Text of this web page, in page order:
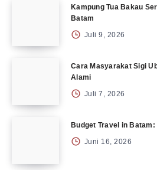
Kampung Tua Bakau
Batam
Juli 9, 2026
Cara Masyarakat Sigi
Alami
Juli 7, 2026
Budget Travel in Batam:
Juni 16, 2026